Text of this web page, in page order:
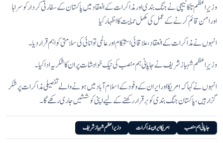
وزیرِ اعظم تاکائیچی نے جنگ بندی اور مذاکرات کے انعقاد میں پاکستان کے سفارتی کردار کو سراہا
اور امن قائم کرنے کے عمل کی مکمل حمایت کا اظہار کیا
انہوں نے مذاکرات کے انعقاد، علاقائی استحکام اور عالمی توانائی کی سلامتی کو اہم قرار دیا۔
وزیرِ اعظم شہباز شریف نے جاپانی ہم منصب کی نیک خواہشات پر ان کا شکریہ ادا کیا۔
انہوں نے کہا کہ امریکا اور ایران کے وفود کے اسلام آباد میں ہونے والے تفصیلی مذاکرات پر شکر
گزار ہیں، پاکستان جنگ بندی کو برقرار رکھنے کے لیے اپنی کوششیں جاری رکھے گا۔
جاپانی ہم منصب امریکا ایران مذاکرات وزیر اعظم شہباز شریف